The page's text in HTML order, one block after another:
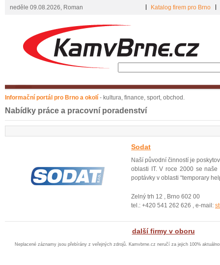
Informační portál pro Brno a okolí - kultura, finance, sport, obchod.
Katalog firem pro Brno
neděle 09.08.2026, Roman
Nabídky práce a pracovní poradenství
Sodat
Naší původní činností je
oblasti IT. V roce 2000 se
poptávky v oblasti “temporary
Zelný trh 12 , Brno 602 00
tel.: +420 541 262 626 , e-mail:
další firmy v oboru
Neplacené záznamy jsou přebírány z veřejných zdrojů. Kamvbrne.cz neručí za jejich 100%